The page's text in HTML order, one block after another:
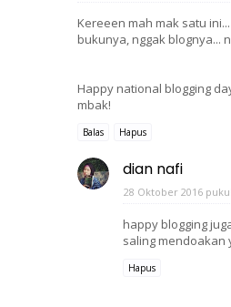
Kereeen mah mak satu
bukunya, nggak blognya...
Happy national blogging
mbak!
Balas Hapus
dian nafi
28 Oktober 2016
happy blogging
saling mendoakan
Hapus